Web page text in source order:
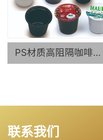
PS材质高阻隔咖啡杯
联系我们